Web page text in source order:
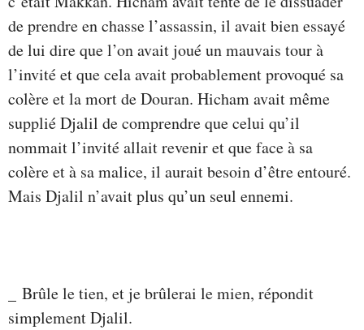
de prendre en chasse l’assassin, il avait bien essayé
de lui dire que l’on avait joué un mauvais tour à
l’invité et que cela avait probablement provoqué sa
colère et la mort de Douran. Hicham avait même
supplié Djalil de comprendre que celui qu’il
nommait l’invité allait revenir et que face à sa
colère et à sa malice, il aurait besoin d’être entouré.
Mais Djalil n’avait plus qu’un seul ennemi.
_ Brûle le tien, et je brûlerai le mien, répondit
simplement Djalil.